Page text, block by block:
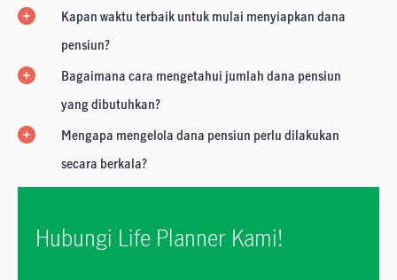
Kapan waktu terbaik untuk mulai menyiapkan dana
pensiun?
Bagaimana cara mengetahui jumlah dana pensiun
yang dibutuhkan?
Mengapa mengelola dana pensiun perlu dilakukan
secara berkala?
Hubungi Life Planner Kami!